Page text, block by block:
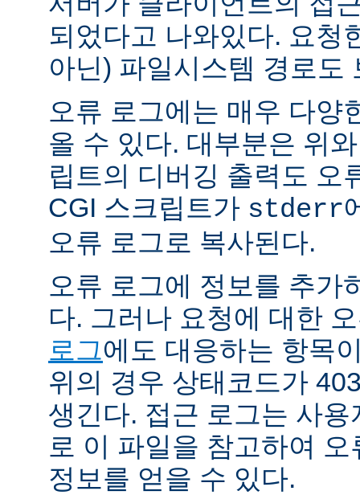
되었다고 나와있다. 요청
아닌) 파일시스템 경로도
오류 로그에는 매우 다양
올 수 있다. 대부분은 위
립트의 디버깅 출력도 오
CGI 스크립트가 stderr
오류 로그로 복사된다.
오류 로그에 정보를 추가
다. 그러나 요청에 대한
로그에도 대응하는 항목
위의 경우 상태코드가
생긴다. 접근 로그는 사
로 이 파일을 참고하여
정보를 얻을 수 있다.